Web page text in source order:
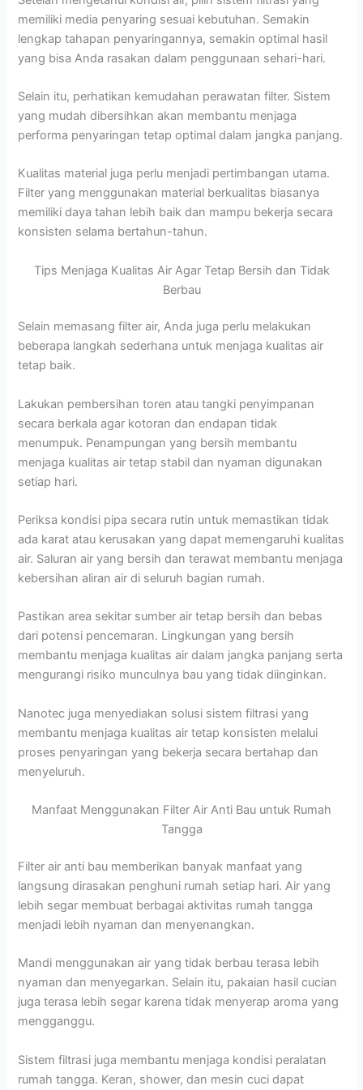
memiliki media penyaring sesuai kebutuhan. Semakin
lengkap tahapan penyaringannya, semakin optimal hasil
yang bisa Anda rasakan dalam penggunaan sehari-hari.
Selain itu, perhatikan kemudahan perawatan filter. Sistem
yang mudah dibersihkan akan membantu menjaga
performa penyaringan tetap optimal dalam jangka panjang.
Kualitas material juga perlu menjadi pertimbangan utama.
Filter yang menggunakan material berkualitas biasanya
memiliki daya tahan lebih baik dan mampu bekerja secara
konsisten selama bertahun-tahun.
Tips Menjaga Kualitas Air Agar Tetap Bersih dan Tidak
Berbau
Selain memasang filter air, Anda juga perlu melakukan
beberapa langkah sederhana untuk menjaga kualitas air
tetap baik.
Lakukan pembersihan toren atau tangki penyimpanan
secara berkala agar kotoran dan endapan tidak
menumpuk. Penampungan yang bersih membantu
menjaga kualitas air tetap stabil dan nyaman digunakan
setiap hari.
Periksa kondisi pipa secara rutin untuk memastikan tidak
ada karat atau kerusakan yang dapat memengaruhi kualitas
air. Saluran air yang bersih dan terawat membantu menjaga
kebersihan aliran air di seluruh bagian rumah.
Pastikan area sekitar sumber air tetap bersih dan bebas
dari potensi pencemaran. Lingkungan yang bersih
membantu menjaga kualitas air dalam jangka panjang serta
mengurangi risiko munculnya bau yang tidak diinginkan.
Nanotec juga menyediakan solusi sistem filtrasi yang
membantu menjaga kualitas air tetap konsisten melalui
proses penyaringan yang bekerja secara bertahap dan
menyeluruh.
Manfaat Menggunakan Filter Air Anti Bau untuk Rumah
Tangga
Filter air anti bau memberikan banyak manfaat yang
langsung dirasakan penghuni rumah setiap hari. Air yang
lebih segar membuat berbagai aktivitas rumah tangga
menjadi lebih nyaman dan menyenangkan.
Mandi menggunakan air yang tidak berbau terasa lebih
nyaman dan menyegarkan. Selain itu, pakaian hasil cucian
juga terasa lebih segar karena tidak menyerap aroma yang
mengganggu.
Sistem filtrasi juga membantu menjaga kondisi peralatan
rumah tangga. Keran, shower, dan mesin cuci dapat